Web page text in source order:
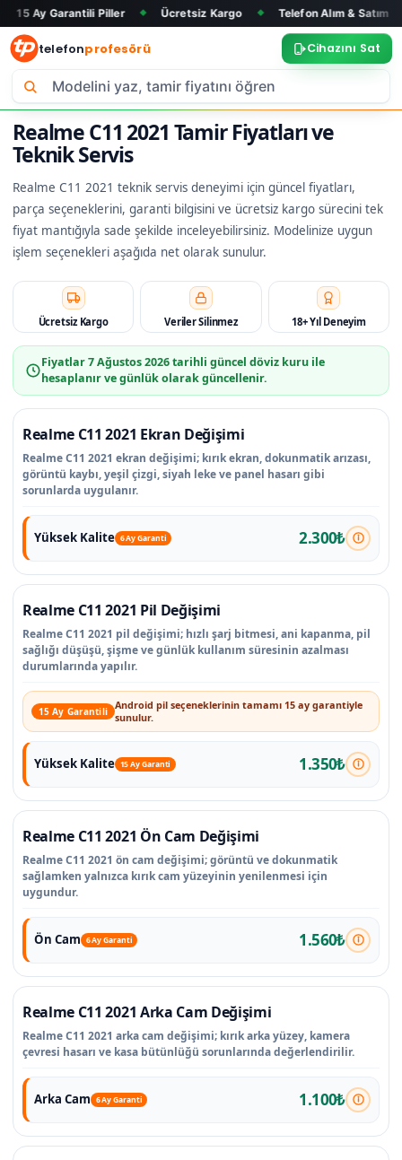
Piller ◆ Ücretsiz Kargo ◆ Telefon Alım & Satım ◆ Tüm
telefonprofesörü Cihazını Sat
Realme C11 2021 Tamir Fiyatları ve
Teknik Servis
Realme C11 2021 teknik servis deneyimi için güncel fiyatları,
parça seçeneklerini, garanti bilgisini ve ücretsiz kargo sürecini tek
fiyat mantığıyla sade şekilde inceleyebilirsiniz. Modelinize uygun
işlem seçenekleri aşağıda net olarak sunulur.
Ücretsiz Kargo Veriler Silinmez 18+ Yıl Deneyim
Fiyatlar7 Ağustos 2026tarihli güncel döviz kuru ile
hesaplanır ve günlük olarak güncellenir.
Realme C11 2021 Ekran Değişimi
Realme C11 2021 ekran değişimi; kırık ekran, dokunmatik arızası,
görüntü kaybı, yeşil çizgi, siyah leke ve panel hasarı gibi
sorunlarda uygulanır.
Yüksek Kalite 6 Ay Garanti 2.300₺
Realme C11 2021 Pil Değişimi
Realme C11 2021 pil değişimi; hızlı şarj bitmesi, ani kapanma, pil
sağlığı düşüşü, şişme ve günlük kullanım süresinin azalması
durumlarında yapılır.
15 Ay Garantili Android pil seçeneklerinin tamamı 15 ay garantiyle
sunulur.
Yüksek Kalite 15 Ay Garanti 1.350₺
Realme C11 2021 Ön Cam Değişimi
Realme C11 2021 ön cam değişimi; görüntü ve dokunmatik
sağlamken yalnızca kırık cam yüzeyinin yenilenmesi için
uygundur.
Ön Cam 6 Ay Garanti 1.560₺
Realme C11 2021 Arka Cam Değişimi
Realme C11 2021 arka cam değişimi; kırık arka yüzey, kamera
çevresi hasarı ve kasa bütünlüğü sorunlarında değerlendirilir.
Arka Cam 6 Ay Garanti 1.100₺